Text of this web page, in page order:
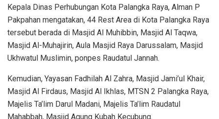
Kepala Dinas Perhubungan Kota Palangka Raya, Alman P
Pakpahan mengatakan, 44 Rest Area di Kota Palangka Raya
tersebut berada di Masjid Al Muhibbin, Masjid Al Taqwa,
Masjid Al-Muhajirin, Aula Masjid Raya Darussalam, Masjid
Ukhwatul Muslimin, ponpes Raudatul Jannah.
Kemudian, Yayasan Fadhilah Al Zahra, Masjid Jami’ul Khair,
Masjid Al Firdaus, Masjid Al Ikhlas, MTSN 2 Palangka Raya,
Majelis Ta’lim Darul Madani, Majelis Ta’lim Raudatul
Mahabbah, Masjid Agung Kubah Kecubung.